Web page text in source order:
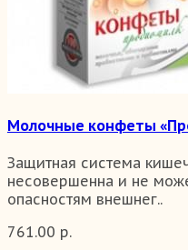
Молочные конфеты
Защитная система
несовершенна и не
опасностям внешнег..
761.00 р.